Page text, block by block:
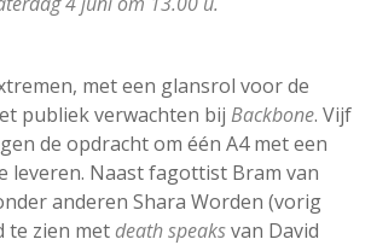
met een glansrol voor de
publiek verwachten bij Backbone. Vijf
de opdracht om één A4 met een
leveren. Naast fagottist Bram van
anderen Shara Worden (vorig
te zien metdeath speaksvan David